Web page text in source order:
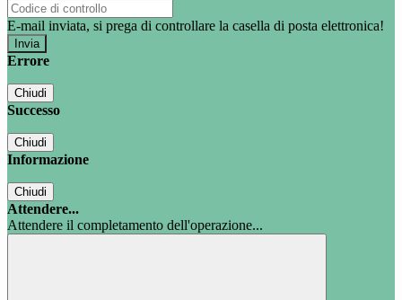
E-mail inviata, si prega di controllare la casella di posta elettronica!
Errore
Chiudi
Successo
Chiudi
Informazione
Chiudi
Attendere...
Attendere il completamento dell'operazione...